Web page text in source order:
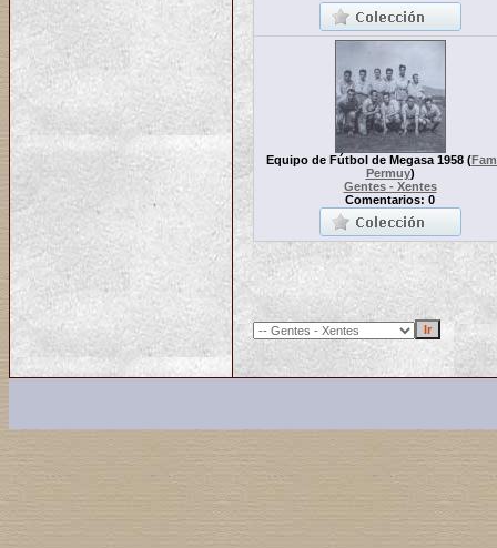
Equipo de Fútbol de Megasa 1958 (
Permuy)
Gentes - Xentes
Comentarios: 0